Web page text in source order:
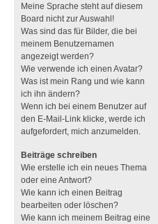
Meine Sprache steht auf diesem
Board nicht zur Auswahl!
Was sind das für Bilder, die bei
meinem Benutzernamen
angezeigt werden?
Wie verwende ich einen Avatar?
Was ist mein Rang und wie kann
ich ihn ändern?
Wenn ich bei einem Benutzer auf
den E-Mail-Link klicke, werde ich
aufgefordert, mich anzumelden.
Beiträge schreiben
Wie erstelle ich ein neues Thema
oder eine Antwort?
Wie kann ich einen Beitrag
bearbeiten oder löschen?
Wie kann ich meinem Beitrag eine